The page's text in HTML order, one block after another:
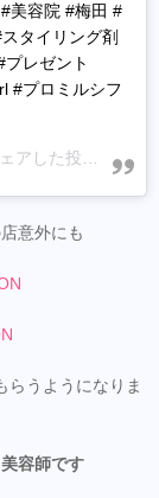
美容院 #梅田 #
タイリング剤
レゼント
#プロミルシフ
した投稿 - 2020
意外にも
らうようになりま
容師です